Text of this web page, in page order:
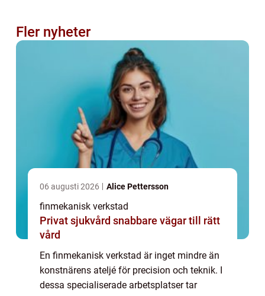
Fler nyheter
06 augusti 2026 Alice Pettersson
finmekanisk verkstad
Privat sjukvård snabbare vägar till rätt
vård
En finmekanisk verkstad är inget mindre än
konstnärens ateljé för precision och teknik. I
dessa specialiserade arbetsplatser tar